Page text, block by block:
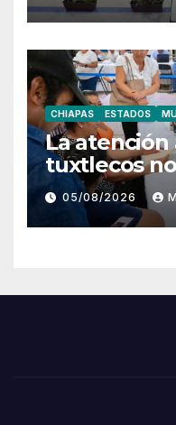
CHIAPAS ESTADOS
La atención
tuxtlecos
Angel
05/08/2026